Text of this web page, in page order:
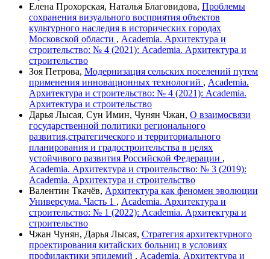
Елена Прохорская, Наталья Благовидова, Проблемы
сохранения визуального восприятия объектов
культурного наследия в исторических городах
Московской области , Academia. Архитектура и
строительство: № 4 (2021): Academia. Архитектура и
строительство
Зоя Петрова, Модернизация сельских поселений путем
применения инновационных технологий , Academia.
Архитектура и строительство: № 4 (2021): Academia.
Архитектура и строительство
Дарья Лысая, Сун Имин, Чунян Чжан, О взаимосвязи
государственной политики регионального
развития,стратегического и территориального
планирования и градостроительства в целях
устойчивого развития Российской Федерации ,
Academia. Архитектура и строительство: № 3 (2019):
Academia. Архитектура и строительство
Валентин Ткачёв, Архитектура как феномен эволюции
Универсума. Часть 1 , Academia. Архитектура и
строительство: № 1 (2022): Academia. Архитектура и
строительство
Чжан Чунян, Дарья Лысая, Стратегия архитектурного
проектирования китайских больниц в условиях
профилактики эпидемий , Academia. Архитектура и